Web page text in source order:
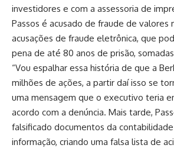
investidores e com a assessoria de
Passos é acusado de fraude de valores
acusações de fraude eletrônica, que
pena de até 80 anos de prisão,
“Vou espalhar essa história de que a
milhões de ações, a partir daí isso se
uma mensagem que o executivo teria
acordo com a denúncia. Mais tarde,
falsificado documentos da
informação, criando uma falsa lista de